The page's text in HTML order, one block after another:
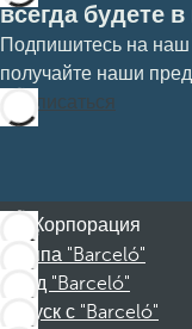
всегда будете
Подпишитесь на
получайте наши
Подписаться
Корпорация
Группа "Barceló"
Фонд "Barceló"
Отпуск с "Barceló"